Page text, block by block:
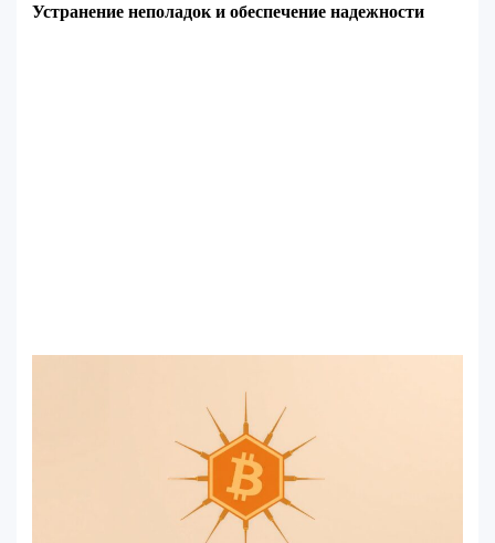
Устранение неполадок и обеспечение надежности